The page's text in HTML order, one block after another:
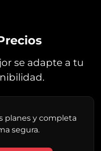
se adapte a tu
planes y completa
segura.